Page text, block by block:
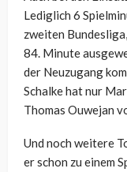
Lediglich 6
zweiten
84. Minute
der Neuzugang
Schalke hat nur
Thomas Ouwejan
Und noch weitere
er schon zu einem